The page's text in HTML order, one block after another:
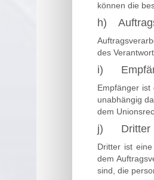
können die
h)
des
i)
Empfänger ist
unabhängig
dem
j) Dritter
Dritter ist
dem
sind, die